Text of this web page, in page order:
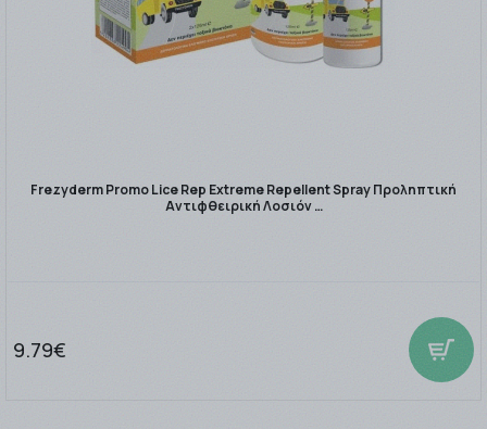
Frezyderm Promo Lice Rep Extreme Repellent Spray Προληπτική
Αντιφθειρική Λοσιόν …
9.79€